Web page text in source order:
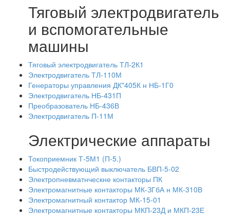
Тяговый электродвигатель
и вспомогательные
машины
Тяговый электродвигатель ТЛ-2К1
Электродвигатель ТЛ-110М
Генераторы управления ДК"405К н НБ-1Г0
Электродвигатель НБ-431П
Преобразователь НБ-436В
Электродвигатель П-11М
Электрические аппараты
Токоприемник Т-5М1 (П-5.)
Быстродействующий выключатель БВП-5-02
Электропневматнческне контакторы ПК
Электромагнитные контакторы МК-ЗГбА н МК-310В
Электромагнитный контактор МК-15-01
Электромагнитные контакторы МКП-23Д и МКП-23Е